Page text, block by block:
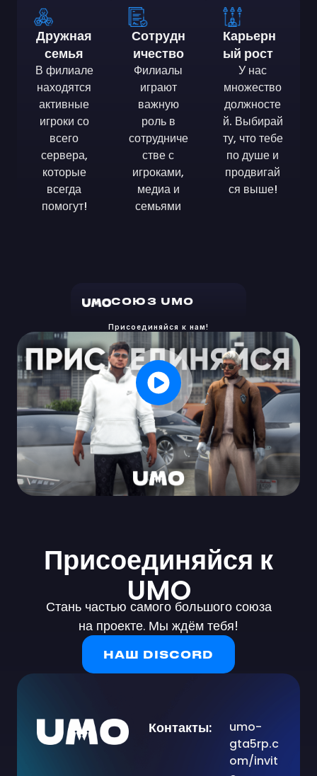
Дружная
семья
В филиале
находятся
активные
игроки со
всего
сервера,
которые
всегда
помогут!
Сотрудн
Ичество
Филиалы
играют
важную
роль в
сотрудниче
стве с
игроками,
медиа и
семьями
Карьерн
ый рост
У нас
множество
должносте
й. Выбирай
ту, что тебе
по душе и
продвигай
ся выше!
СОЮЗ UMO
Присоединяйся к нам!
Присоединяйся к
UMO
Стань частью самого большого союза
на проекте. Мы ждём тебя!
НАШ DISCORD
Контакты:
umo-
gta5rp.c
om/invit